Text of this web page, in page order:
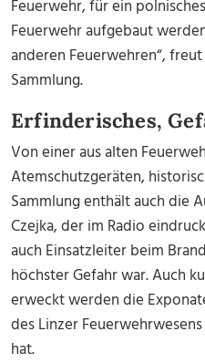
Feuerwehr, für ein
Feuerwehr aufgebaut
anderen Feuerwehren“,
Sammlung.
Erfinderisches,
Von einer aus alten
Atemschutzgeräten,
Sammlung enthält auch die
Czejka, der im Radio
auch Einsatzleiter beim
höchster Gefahr war. Auch
erweckt werden die
des Linzer
hat.